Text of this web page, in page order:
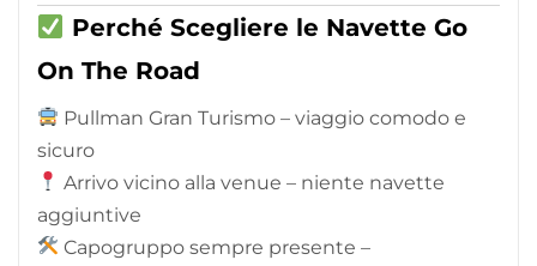
Perché Scegliere le Navette Go
On The Road
Pullman Gran Turismo – viaggio comodo e
sicuro
Arrivo vicino alla venue – niente navette
aggiuntive
Capogruppo sempre presente –